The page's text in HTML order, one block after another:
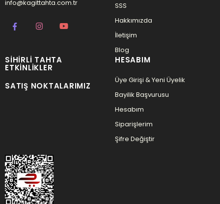
info@kagittahta.com.tr
SSS
Hakkımızda
İletişim
Blog
SIHIRLI TAHTA
ETKINLIKLER
SATIŞ NOKTALARIMIZ
HESABIM
Üye Girişi & Yeni Üyelik
Bayilik Başvurusu
Hesabım
Siparişlerim
Şifre Değiştir